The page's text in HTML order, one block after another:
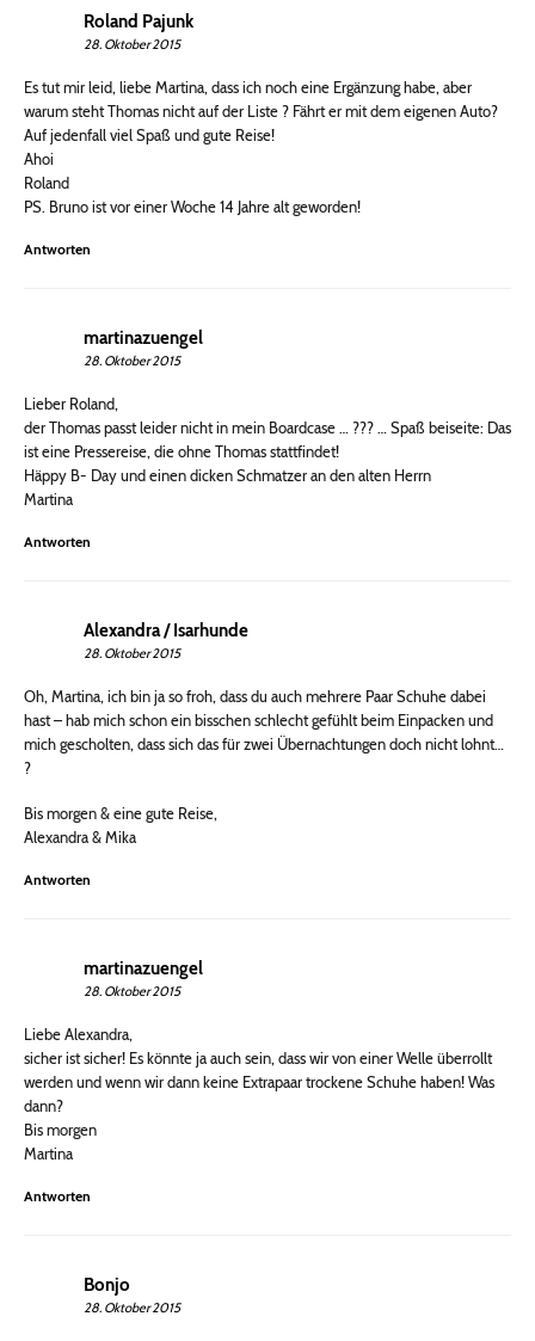
Roland Pajunk
28. Oktober 2015
Es tut mir leid, liebe Martina, dass ich noch eine Ergänzung habe, aber
warum steht Thomas nicht auf der Liste ? Fährt er mit dem eigenen Auto?
Auf jedenfall viel Spaß und gute Reise!
Ahoi
Roland
PS. Bruno ist vor einer Woche 14 Jahre alt geworden!
Antworten
martinazuengel
28. Oktober 2015
Lieber Roland,
der Thomas passt leider nicht in mein Boardcase … ??? … Spaß beiseite: Das
ist eine Pressereise, die ohne Thomas stattfindet!
Häppy B- Day und einen dicken Schmatzer an den alten Herrn
Martina
Antworten
Alexandra / Isarhunde
28. Oktober 2015
Oh, Martina, ich bin ja so froh, dass du auch mehrere Paar Schuhe dabei
hast – hab mich schon ein bisschen schlecht gefühlt beim Einpacken und
mich gescholten, dass sich das für zwei Übernachtungen doch nicht lohnt…
?
Bis morgen & eine gute Reise,
Alexandra & Mika
Antworten
martinazuengel
28. Oktober 2015
Liebe Alexandra,
sicher ist sicher! Es könnte ja auch sein, dass wir von einer Welle überrollt
werden und wenn wir dann keine Extrapaar trockene Schuhe haben! Was
dann?
Bis morgen
Martina
Antworten
Bonjo
28. Oktober 2015